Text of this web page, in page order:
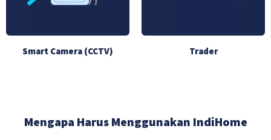
Smart Camera (CCTV) Trader
Mengapa Harus Menggunakan IndiHome